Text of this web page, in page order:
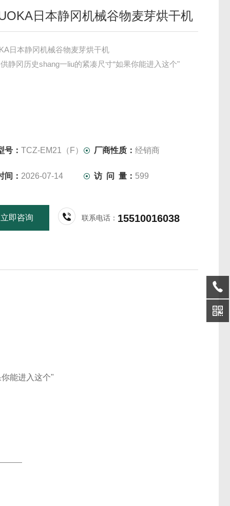
日本静冈机械谷物麦芽烘干机
日本静冈机械谷物麦芽烘干机
静冈历史shang一liu的紧凑尺寸“如果你能进入这个"
号： TCZ-EM21（F） 厂商性质：经销商
间： 2026-07-14 访 问 量： 599
立即咨询 联系电话： 15510016038
能进入这个"